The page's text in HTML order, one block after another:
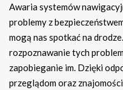
Awaria systemów
problemy z
mogą nas spotkać na
rozpoznawanie tych
zapobieganie im. Dzięki
przeglądom oraz